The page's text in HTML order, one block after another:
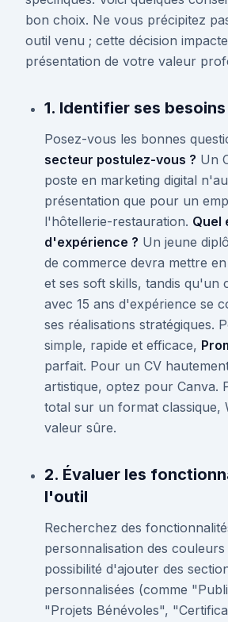
bon choix. Ne vous précipitez
outil venu ; cette décision
présentation de votre valeur
1. Identifier ses
Posez-vous les bonnes
secteur postulez-vous ? Un
poste en marketing digital
présentation que pour un
l'hôtellerie-restauration. Quel
d'expérience ? Un jeune
de commerce devra mettre
et ses soft skills, tandis qu'un
avec 15 ans d'expérience se
ses réalisations stratégiques.
simple, rapide et efficace,
parfait. Pour un CV
artistique, optez pour Canva.
total sur un format classique,
valeur sûre.
2. Évaluer les
l'outil
Recherchez des
personnalisation des
possibilité d'ajouter des
personnalisées (comme
"Projets Bénévoles",